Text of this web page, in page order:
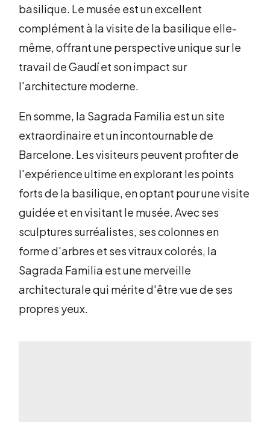
basilique. Le musée est un excellent
complément à la visite de la basilique elle-
même, offrant une perspective unique sur le
travail de Gaudí et son impact sur
l'architecture moderne.
En somme, la Sagrada Familia est un site
extraordinaire et un incontournable de
Barcelone. Les visiteurs peuvent profiter de
l'expérience ultime en explorant les points
forts de la basilique, en optant pour une visite
guidée et en visitant le musée. Avec ses
sculptures surréalistes, ses colonnes en
forme d'arbres et ses vitraux colorés, la
Sagrada Familia est une merveille
architecturale qui mérite d'être vue de ses
propres yeux.